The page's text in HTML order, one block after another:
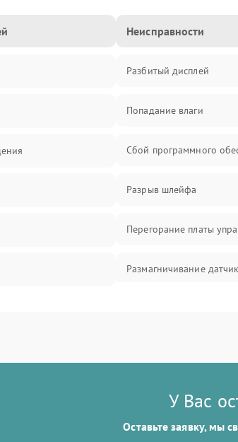
Неисправности
Разбитый дисплей
Попадание влаги
Сбой программного
Разрыв шлейфа
Перегорание платы
Размагничивание
Разрядка аккумулятора
У Вас
Оставьте заявку, мы